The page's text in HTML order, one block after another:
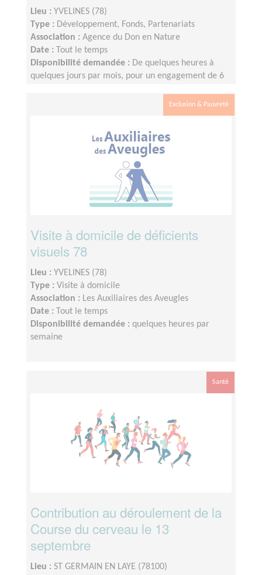
Lieu : YVELINES (78)
Type : Développement, Fonds, Partenariats
Association : Agence du Don en Nature
Date :
Tout le temps
Disponibilité demandée : De quelques heures à
quelques jours par mois, pour un engagement de 6
Exclusion & Pauvreté
Visite à domicile de déficients
visuels 78
Lieu : YVELINES (78)
Type : Visite à domicile
Association : Les Auxiliaires des Aveugles
Date :
Tout le temps
Disponibilité demandée : quelques heures par
semaine
Santé
Contribution au déroulement de la
Course du cerveau le 13
septembre
Lieu : ST GERMAIN EN LAYE (78100)